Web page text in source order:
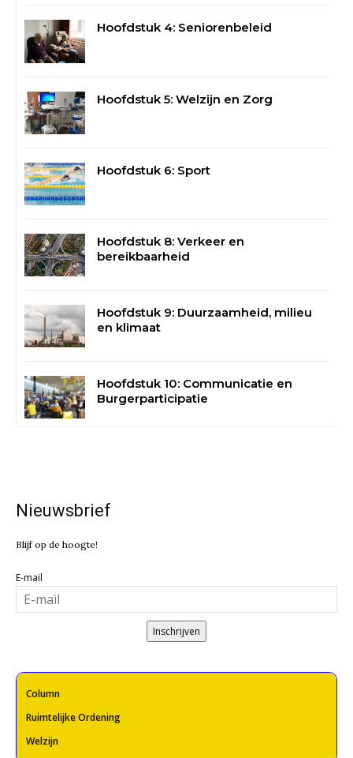
Hoofdstuk 4: Seniorenbeleid
Hoofdstuk 5: Welzijn en Zorg
Hoofdstuk 6: Sport
Hoofdstuk 8: Verkeer en
bereikbaarheid
Hoofdstuk 9: Duurzaamheid, milieu
en klimaat
Hoofdstuk 10: Communicatie en
Burgerparticipatie
Nieuwsbrief
Blijf op de hoogte!
E-mail
Inschrijven
Column
Ruimtelijke Ordening
Welzijn